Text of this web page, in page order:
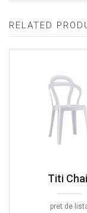
RELATED
Titi
pret de